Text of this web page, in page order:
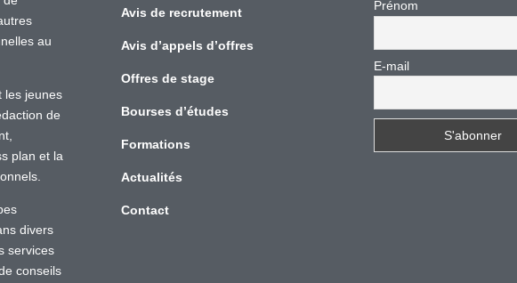
au
les jeunes
de
plan et la
divers
services
conseils
Avis de recrutement
Avis d’appels d’offres
Offres de stage
Bourses d’études
Formations
Actualités
Contact
Prénom
E-mail